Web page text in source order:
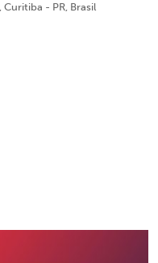
- PR, Brasil